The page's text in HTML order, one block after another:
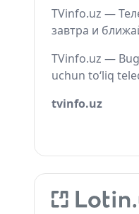
TVinfo.uz —
завтра и
TVinfo.uz —
uchun to‘liq
tvinfo.uz